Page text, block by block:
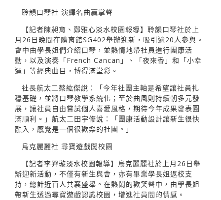
聆韻口琴社 演繹名曲贏掌聲
【記者陳昶育、鄭雅心淡水校園報導】聆韻口琴社於上
月26日晚間在體育館SG402舉辦迎新，吸引逾20人參與。
會中由學長姐們介紹口琴，並熱情地帶社員進行團康活
動，以及演奏「French Cancan」、「夜來香」和「小幸
運」等經典曲目，博得滿堂彩。
社長航太二蔡紘傑說：「今年社團主軸是希望讓社員扎
穩基礎，並將口琴教學系統化；至於曲風則持續朝多元發
展，讓社員自由嘗試個人喜愛風格，期待今年成果發表圓
滿順利。」航太二田宇修說：「團康活動設計讓新生很快
融入，感覺是一個很歡樂的社團。」
烏克麗麗社 尋寶遊戲闖校園
【記者李羿璇淡水校園報導】烏克麗麗社於上月26日舉
辦迎新活動，不僅有新生與會，亦有畢業學長姐返校支
持，總計近百人共襄盛舉。在熱鬧的歡笑聲中，由學長姐
帶新生透過尋寶遊戲認識校園，增進社員間的情感。